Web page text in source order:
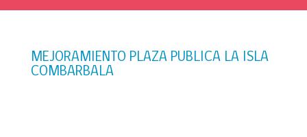
MEJORAMIENTO PLAZA PUBLICA LA ISLA
COMBARBALA